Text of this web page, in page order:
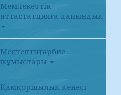
Мемлекеттік
аттастатцияға дайындық
Мектептің тәрбие
жұмыстары
Қамқоршылық қенесі